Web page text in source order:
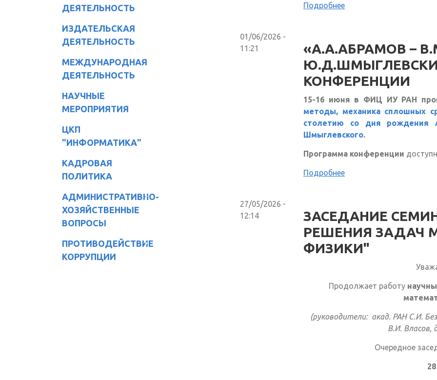
ДЕЯТЕЛЬНОСТЬ
ИЗДАТЕЛЬСКАЯ
ДЕЯТЕЛЬНОСТЬ
МЕЖДУНАРОДНАЯ
ДЕЯТЕЛЬНОСТЬ
НАУЧНЫЕ
МЕРОПРИЯТИЯ
ЦКП
"ИНФОРМАТИКА"
КАДРОВАЯ
ПОЛИТИКА
АДМИНИСТРАТИВНО-
ХОЗЯЙСТВЕННЫЕ
ВОПРОСЫ
ПРОТИВОДЕЙСТВИЕ
КОРРУПЦИИ
Подробнее
01/06/2026 -
11:21
«А.А.АБРАМОВ –
КОНФЕРЕНЦИИ
15-16 июня в ФИЦ ИУ РАН
методы, механика сплошных
столетию со дня рождения
Шмыглевского.
Программа конференции
Подробнее
27/05/2026 -
12:14
ЗАСЕДАНИЕ
РЕШЕНИЯ ЗАДАЧ
ФИЗИКИ"
Продолжает работу
(руководители: акад. РАН С.И.
В.И. Власов,
Очередное